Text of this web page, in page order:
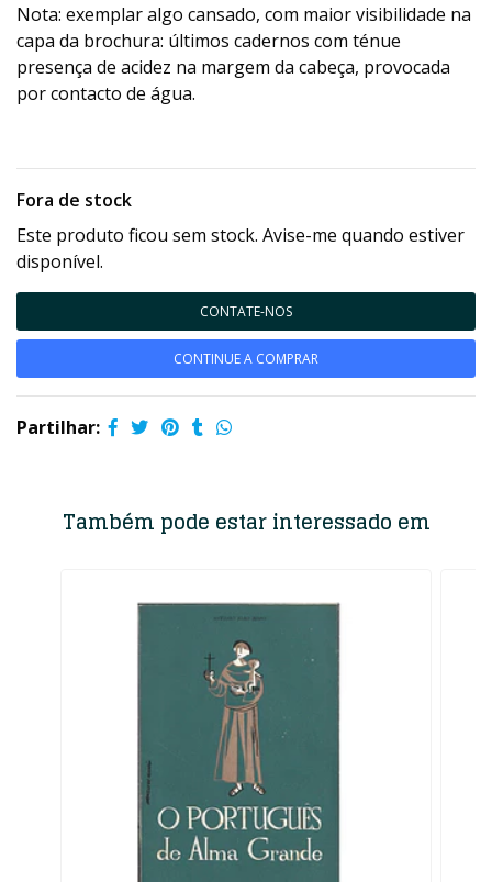
Nota: exemplar algo cansado, com maior visibilidade na
capa da brochura: últimos cadernos com ténue
presença de acidez na margem da cabeça, provocada
por contacto de água.
Fora de stock
Este produto ficou sem stock. Avise-me quando estiver
disponível.
CONTATE-NOS
CONTINUE A COMPRAR
Partilhar:
Também pode estar interessado em